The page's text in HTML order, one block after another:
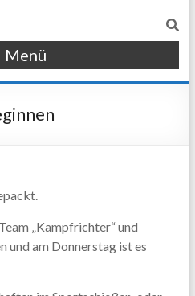
Menü
„Kampfrichter“ und
und am Donnerstag ist es